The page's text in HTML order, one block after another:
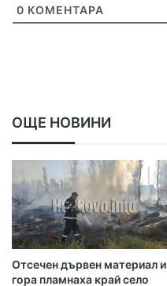
0 КОМЕНТАРА
ОЩЕ НОВИНИ
Отсечен дървен материал и
гора пламнаха край село